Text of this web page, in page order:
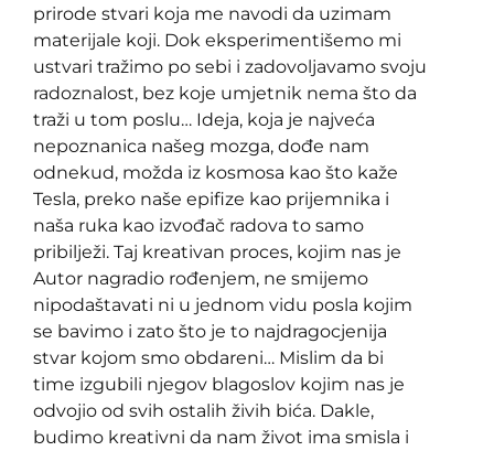
prirode stvari koja me navodi da uzimam
materijale koji. Dok eksperimentišemo mi
ustvari tražimo po sebi i zadovoljavamo svoju
radoznalost, bez koje umjetnik nema što da
traži u tom poslu… Ideja, koja je najveća
nepoznanica našeg mozga, dođe nam
odnekud, možda iz kosmosa kao što kaže
Tesla, preko naše epifize kao prijemnika i
naša ruka kao izvođač radova to samo
pribilježi. Taj kreativan proces, kojim nas je
Autor nagradio rođenjem, ne smijemo
nipodaštavati ni u jednom vidu posla kojim
se bavimo i zato što je to najdragocjenija
stvar kojom smo obdareni… Mislim da bi
time izgubili njegov blagoslov kojim nas je
odvojio od svih ostalih živih bića. Dakle,
budimo kreativni da nam život ima smisla i